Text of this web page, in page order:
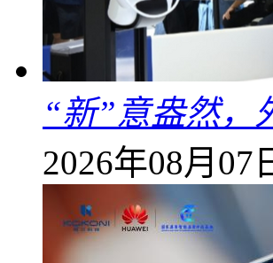
“新”意盎然，
2026年08月07